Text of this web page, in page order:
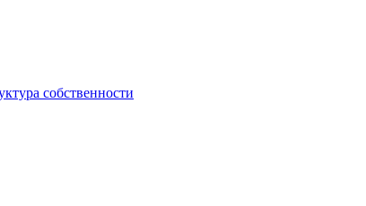
собственности